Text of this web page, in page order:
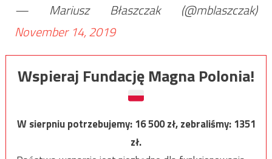
— Mariusz Błaszczak (@mblaszczak)
November 14, 2019
Wspieraj Fundację Magna Polonia!
W sierpniu potrzebujemy:16 500zł, zebraliśmy:1351
zł.